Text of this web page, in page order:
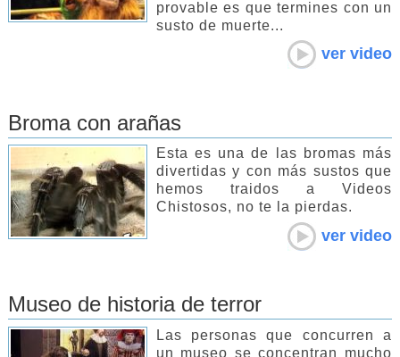
provable es que termines con un
susto de muerte...
ver video
Broma con arañas
Esta es una de las bromas más
divertidas y con más sustos que
hemos traidos a Videos
Chistosos, no te la pierdas.
ver video
Museo de historia de terror
Las personas que concurren a
un museo se concentran mucho